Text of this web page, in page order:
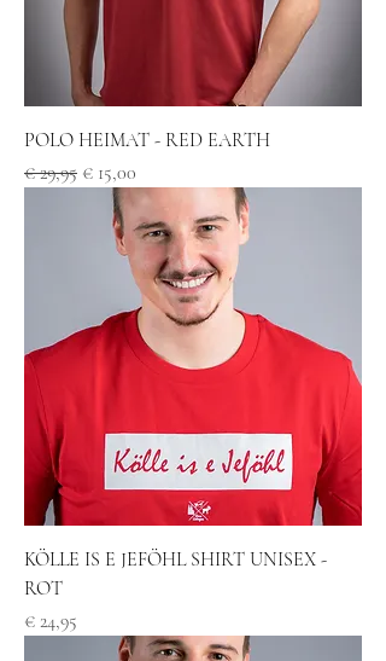
POLO HEIMAT - RED EARTH
Standardpreis
€ 29,95 Sale-Preis
€ 15,00
KÖLLE IS E JEFÖHL SHIRT UNISEX -
ROT
Preis
€ 24,95